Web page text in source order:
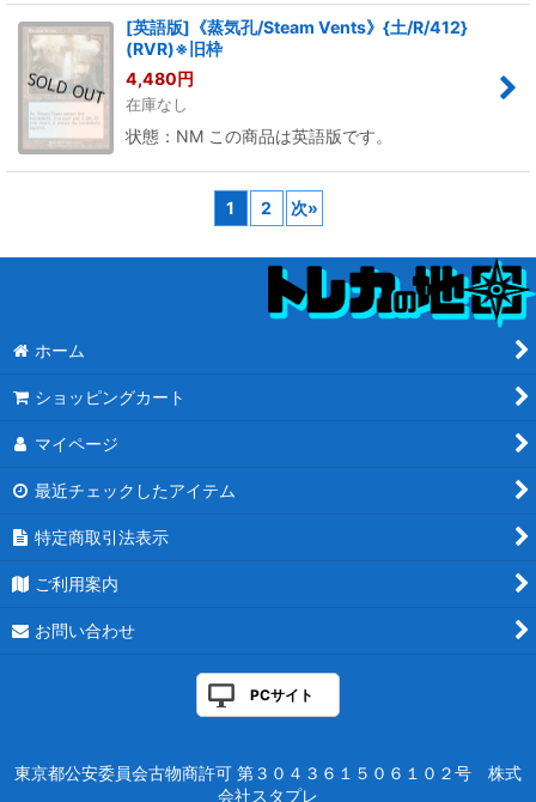
[英語版]《蒸気孔/Steam Vents》{土/R/412}
(RVR)※旧枠
4,480円
在庫なし
状態：NM この商品は英語版です。
1 2 次»
ホーム
ショッピングカート
マイページ
最近チェックしたアイテム
特定商取引法表示
ご利用案内
お問い合わせ
PCサイト
東京都公安委員会古物商許可 第３０４３６１５０６１０２号 株式
会社スタプレ